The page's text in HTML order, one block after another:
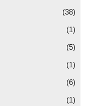
(38)
(1)
(5)
(1)
(6)
(1)